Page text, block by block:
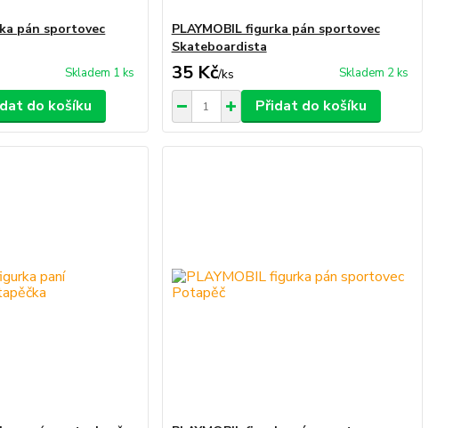
pán sportovec
Skladem 1 ks
do košíku
PLAYMOBIL figurka pán sportovec
Skateboardista
35 Kč/ks Skladem 2 ks
Přidat do košíku